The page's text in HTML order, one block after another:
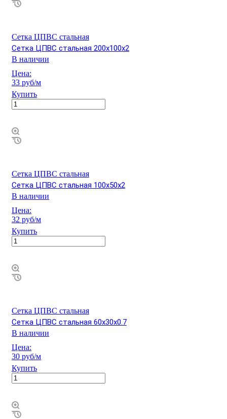
Сетка ЦПВС стальная
Сетка ЦПВС стальная 200х100х2
В наличии
Цена:
33 руб/м
Купить
Сетка ЦПВС стальная
Сетка ЦПВС стальная 100х50х2
В наличии
Цена:
32 руб/м
Купить
Сетка ЦПВС стальная
Сетка ЦПВС стальная 60х30х0.7
В наличии
Цена:
30 руб/м
Купить